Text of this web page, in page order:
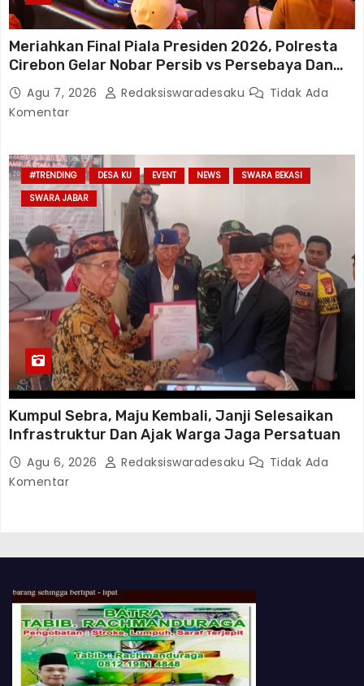
Meriahkan Final Piala Presiden 2026, Polresta
Cirebon Gelar Nobar Persib vs Persebaya Dan
Bagi-Bagi Motor Listrik
Agu 7, 2026 Redaksiswaradesaku
Tidak Ada
Komentar
#TRENDING DESA KU EVENT NEWS
SWARA BEKASI
SWARA JABAR
Kumpul Sebra, Maju Kembali, Janji Selesaikan
Infrastruktur Dan Ajak Warga Jaga Persatuan
Agu 6, 2026 Redaksiswaradesaku
Tidak Ada
Komentar